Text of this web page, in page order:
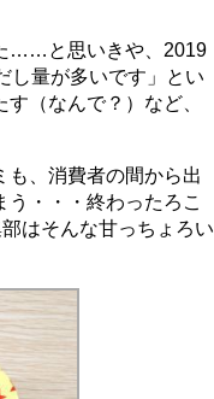
……と思いきや、2019
し量が多いです」とい
す（なんで？）など、
、消費者の間から出
・・・終わったろこ
はそんな甘っちょろい